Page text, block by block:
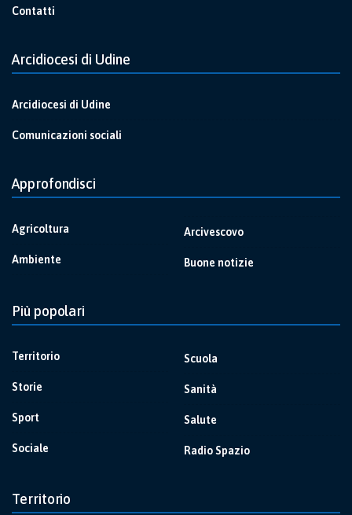
Contatti
Arcidiocesi di Udine
Arcidiocesi di Udine
Comunicazioni sociali
Approfondisci
Agricoltura
Ambiente
Arcivescovo
Buone notizie
Più popolari
Territorio
Storie
Sport
Sociale
Scuola
Sanità
Salute
Radio Spazio
Territorio